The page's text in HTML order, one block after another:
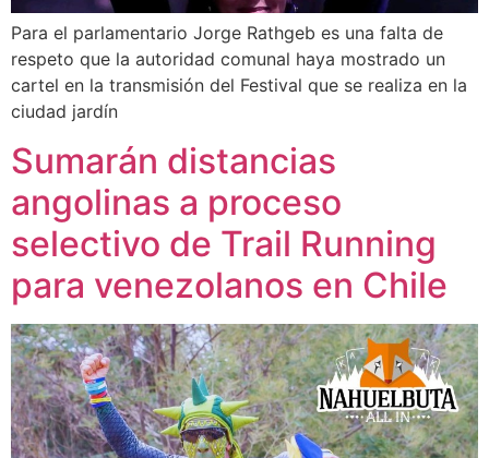
Para el parlamentario Jorge Rathgeb es una falta de
respeto que la autoridad comunal haya mostrado un
cartel en la transmisión del Festival que se realiza en la
ciudad jardín
Sumarán distancias
angolinas a proceso
selectivo de Trail Running
para venezolanos en Chile